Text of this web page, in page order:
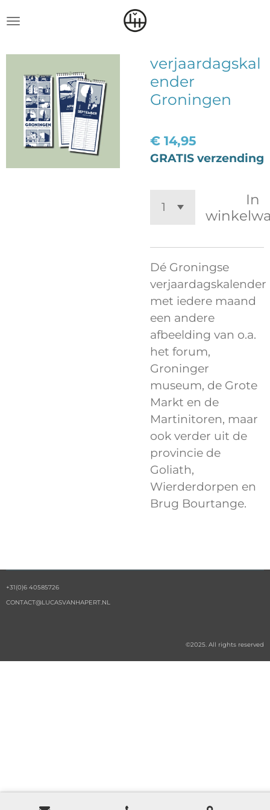
hoofdinhoud
verjaardagskal
ender
Groningen
€ 14,95
GRATIS verzending
In
Dé Groningse
verjaardagskalender
met iedere maand
een andere
afbeelding van o.a.
het forum,
Groninger
museum, de Grote
Markt en de
Martinitoren, maar
ook verder uit de
provincie de
Goliath,
Wierderdorpen en
Brug Bourtange.
+31(0)6 40585726
CONTACT@LUCASVANHAPERT.NL
©2025. All rights reserved